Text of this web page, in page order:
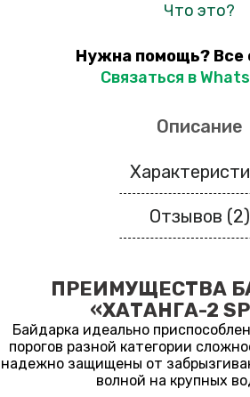
Что это?
Нужна помощь? Все
Связаться в
Описание
Отзывов (2)
ПРЕИМУЩЕСТВА
«ХАТАНГА-2
Байдарка идеально
порогов разной категории
надежно защищены от
волной на крупных